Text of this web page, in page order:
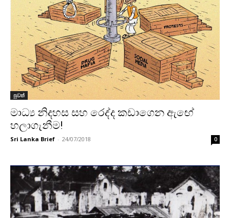
පුවත්
මාධ්‍ය නිදහස සහ රෙද්ද කඩාගෙන ඇඟේ
හලාගැනීම!
Sri Lanka Brief - 24/07/2018 0